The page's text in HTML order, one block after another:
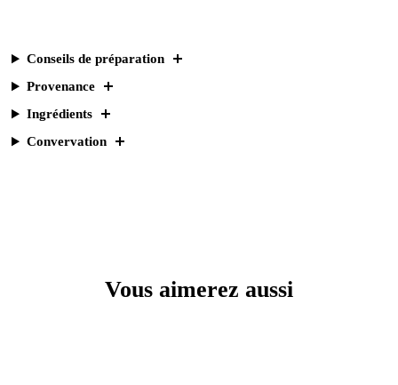
Conseils de préparation
Provenance
Ingrédients
Convervation
Vous aimerez aussi